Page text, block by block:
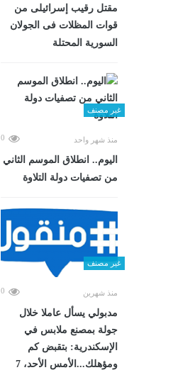
مقتل رقيب إسرائيلى من
قوات المظلات فى الجولان
السورية المحتلة
غير مصنف
منذ شهر واحد 0
اليوم.. انطلاق الموسم الثاني
من تصفيات دولة التلاوة
غير مصنف
منذ شهرين 0
مدبولي يسأل عاملا خلال
جولة بمصنع ملابس في
الإسكندرية: بتقبض كم
ومؤهلك...الأمس الأحد، 7